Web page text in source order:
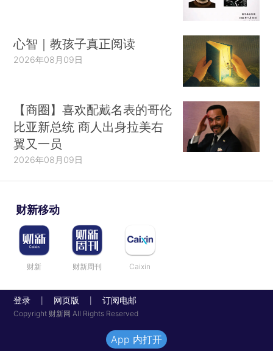
心智｜教孩子真正阅读
2026年08月09日
【商圈】喜欢配戴名表的哥伦
比亚新总统 商人出身拉美右
翼又一员
2026年08月09日
财新移动
财新 财新周刊 Caixin
登录 网页版 订阅电邮
Copyright 财新网 All Rights Reserved
App 内打开